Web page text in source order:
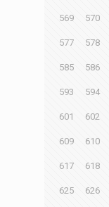
569 570
577 578
585 586
593 594
601 602
609 610
617 618
625 626